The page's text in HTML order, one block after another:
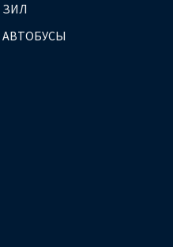
ЗИЛ
АВТОБУСЫ